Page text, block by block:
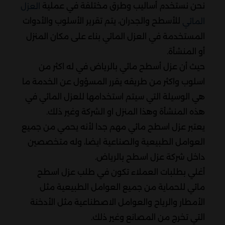
نحن نستخدم أساليب وطرق مختلفة في عملية
للأسطح والجدران، يتم تقرير الأسلوب والأدوات
المستخدمة في العزل المائي بناء على مكان المنزل
أو المنشأة.
حيث أن عزل أسطح مائي بالرياض في له اكثر من
اسلوب واكثر من طريقه يقرر المسؤول عن الخدمة ما
هي الوسيلة التي سيتم استخدامها للعزل المائي في
هذه المنشأة وهذا المنزل او الشركة وغير ذلك.
يعتبر عزل اسطح مائي مهم جدا لأنه يحمي من جميع
العوامل الطبيعية والصناعية ايضا، وله متخصصين
داخل شركة عزل اسطح بالرياض.
أغلي بطلبات العملاء تكون في طلب عزل اسطح
مائي للحماية من جميع العوامل الطبيعية مثل
الأمطار والرياح والعوامل الاصطناعية مثل الأدخنة
التي تخرج من المصانع وغير ذلك.